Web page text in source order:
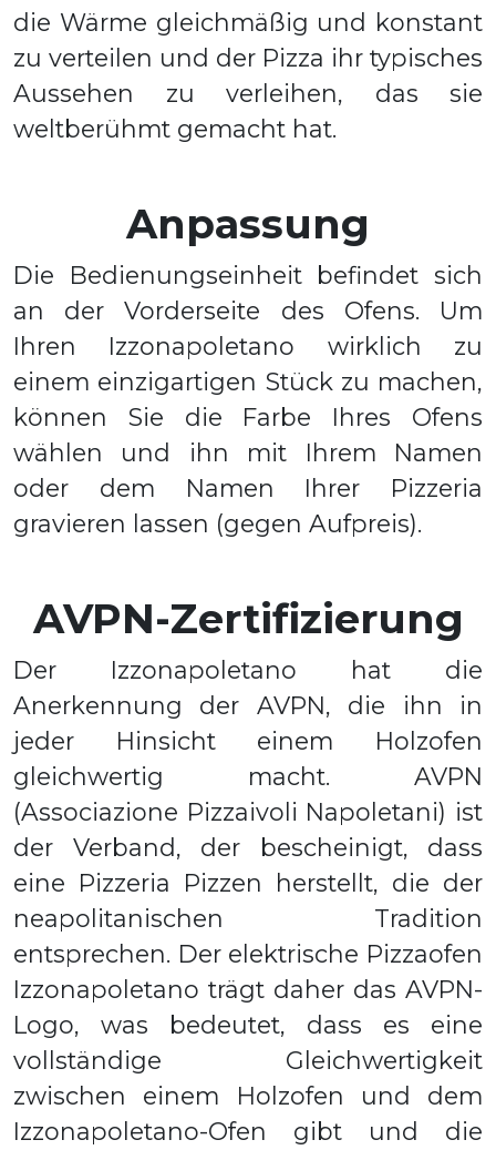
die Wärme gleichmäßig und konstant
zu verteilen und der Pizza ihr typisches
Aussehen zu verleihen, das sie
weltberühmt gemacht hat.
Anpassung
Die Bedienungseinheit befindet sich
an der Vorderseite des Ofens. Um
Ihren Izzonapoletano wirklich zu
einem einzigartigen Stück zu machen,
können Sie die Farbe Ihres Ofens
wählen und ihn mit Ihrem Namen
oder dem Namen Ihrer Pizzeria
gravieren lassen (gegen Aufpreis).
AVPN-Zertifizierung
Der Izzonapoletano hat die
Anerkennung der AVPN, die ihn in
jeder Hinsicht einem Holzofen
gleichwertig macht. AVPN
(Associazione Pizzaivoli Napoletani) ist
der Verband, der bescheinigt, dass
eine Pizzeria Pizzen herstellt, die der
neapolitanischen Tradition
entsprechen. Der elektrische Pizzaofen
Izzonapoletano trägt daher das AVPN-
Logo, was bedeutet, dass es eine
vollständige Gleichwertigkeit
zwischen einem Holzofen und dem
Izzonapoletano-Ofen gibt und die